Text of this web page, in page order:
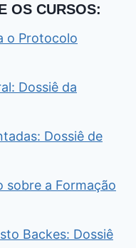
OS CURSOS:
o Protocolo
Dossiê da
Dossiê de
sobre a Formação
Backes: Dossiê